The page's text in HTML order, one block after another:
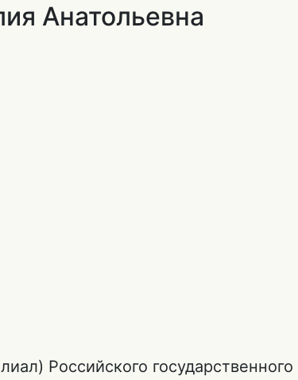
Анатольевна
Российского государственного